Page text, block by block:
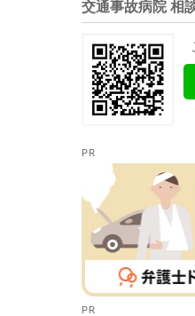
交通事故病院 相